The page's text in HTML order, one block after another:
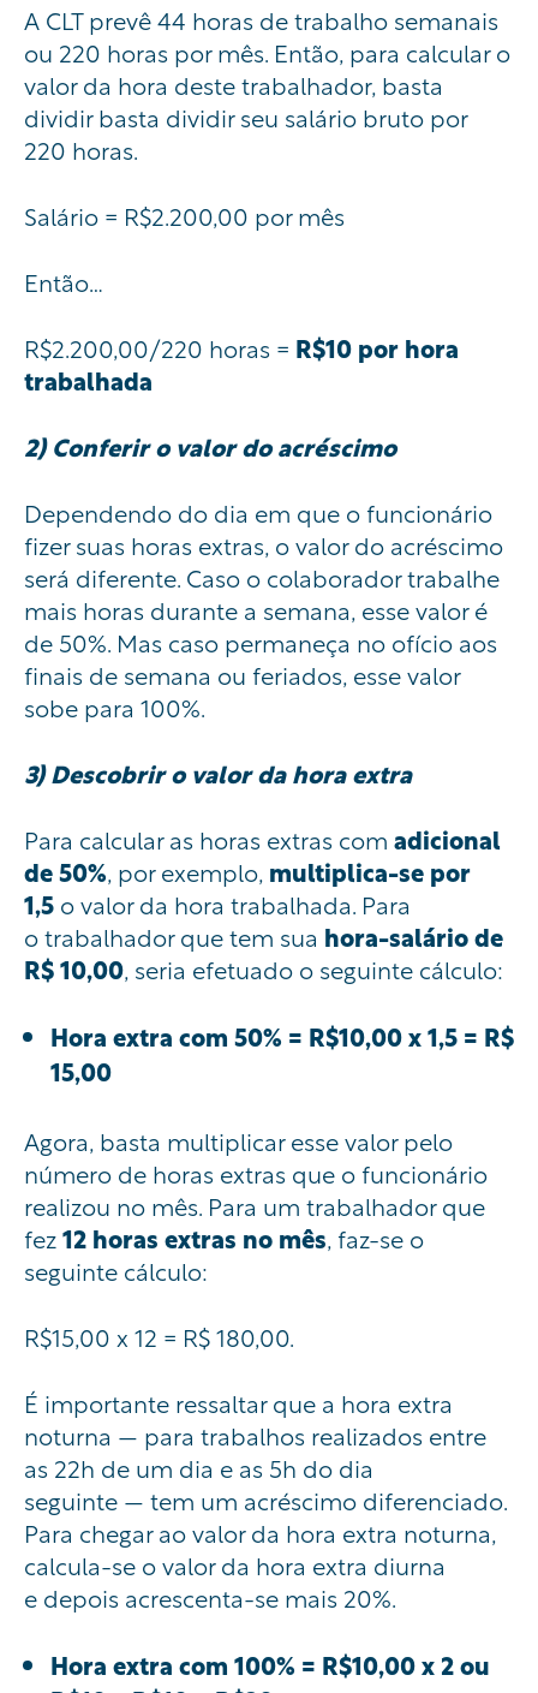
A CLT prevê 44 horas de trabalho semanais
ou 220 horas por mês. Então, para calcular o
valor da hora deste trabalhador, basta
dividir basta dividir seu salário bruto por
220 horas.
Salário = R$2.200,00 por mês
Então…
R$2.200,00/220 horas = R$10 por hora
trabalhada
2) Conferir o valor do acréscimo
Dependendo do dia em que o funcionário
fizer suas horas extras, o valor do acréscimo
será diferente. Caso o colaborador trabalhe
mais horas durante a semana, esse valor é
de 50%. Mas caso permaneça no ofício aos
finais de semana ou feriados, esse valor
sobe para 100%.
3) Descobrir o valor da hora extra
Para calcular as horas extras com adicional
de 50%, por exemplo, multiplica-se por
1,5 o valor da hora trabalhada. Para
o trabalhador que tem sua hora-salário de
R$ 10,00, seria efetuado o seguinte cálculo:
Hora extra com 50% = R$10,00 x 1,5 = R$
15,00
Agora, basta multiplicar esse valor pelo
número de horas extras que o funcionário
realizou no mês. Para um trabalhador que
fez12 horas extras no mês, faz-se o
seguinte cálculo:
R$15,00 x 12 = R$ 180,00.
É importante ressaltar que a hora extra
noturna — para trabalhos realizados entre
as 22h de um dia e as 5h do dia
seguinte — tem um acréscimo diferenciado.
Para chegar ao valor da hora extra noturna,
calcula-se o valor da hora extra diurna
e depois acrescenta-se mais 20%.
Hora extra com 100% = R$10,00 x 2 ou